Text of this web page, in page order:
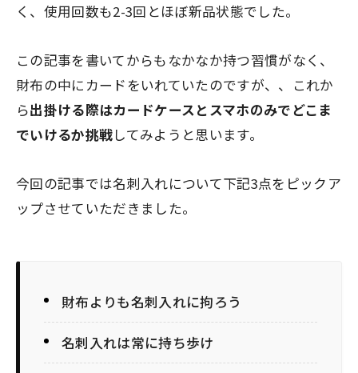
く、 使用回数も2-3回とほぼ新品状態でした。
この記事を書いてからもなかなか持つ習慣がなく、
財布の中にカードをいれていたのですが、、これか
ら出掛ける際はカードケースとスマホのみでどこま
でいけるか挑戦してみようと思います。
今回の記事では名刺入れについて下記3点をピックア
ップさせていただきました。
財布よりも名刺入れに拘ろう
名刺入れは常に持ち歩け